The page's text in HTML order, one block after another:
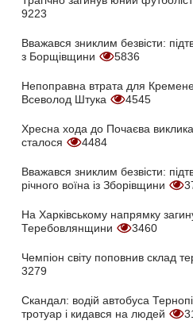
9223
Вважався зниклим безвісти:
з Борщівщини
5836
Непоправна втрата для
Всеволод Штука
4545
Хресна хода до Почаєва
сталося
4484
Вважався зниклим безвісти:
річного воїна із Зборівщини
На Харківському напрямку
Теребовлянщини
3460
Чемпіон світу поповнив склад
3279
Скандал: водій автобуса
тротуар і кидався на людей